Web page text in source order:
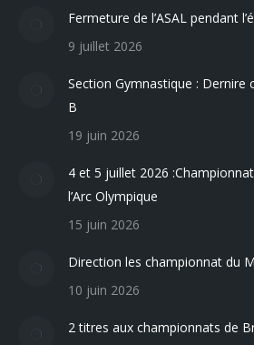
Fermeture de l’ASAL pendant
9 juillet 2026
Section Gymnastique : Dernire
B
19 juin 2026
4 et 5 juillet 2026
l’Arc Olympique
15 juin 2026
Direction les championnat du
10 juin 2026
2 titres aux championnats de